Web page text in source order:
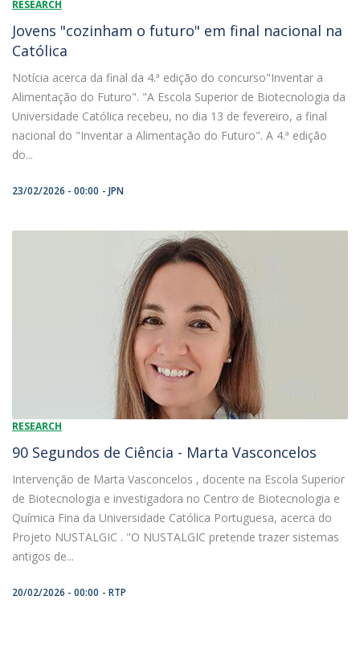
RESEARCH
Jovens "cozinham o futuro" em final nacional na
Católica
Notícia acerca da final da 4.ª edição do concurso"Inventar a
Alimentação do Futuro". "A Escola Superior de Biotecnologia da
Universidade Católica recebeu, no dia 13 de fevereiro, a final
nacional do "Inventar a Alimentação do Futuro". A 4.ª edição
do...
23/02/2026 - 00:00 JPN
RESEARCH
90 Segundos de Ciência - Marta Vasconcelos
Intervenção de Marta Vasconcelos , docente na Escola Superior
de Biotecnologia e investigadora no Centro de Biotecnologia e
Química Fina da Universidade Católica Portuguesa, acerca do
Projeto NUSTALGIC . "O NUSTALGIC pretende trazer sistemas
antigos de...
20/02/2026 - 00:00 RTP